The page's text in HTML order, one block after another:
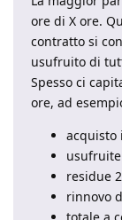
ore di X ore.
contratto si
usufruito di
Spesso ci
ore, ad
acquisto
residue
rinnovo